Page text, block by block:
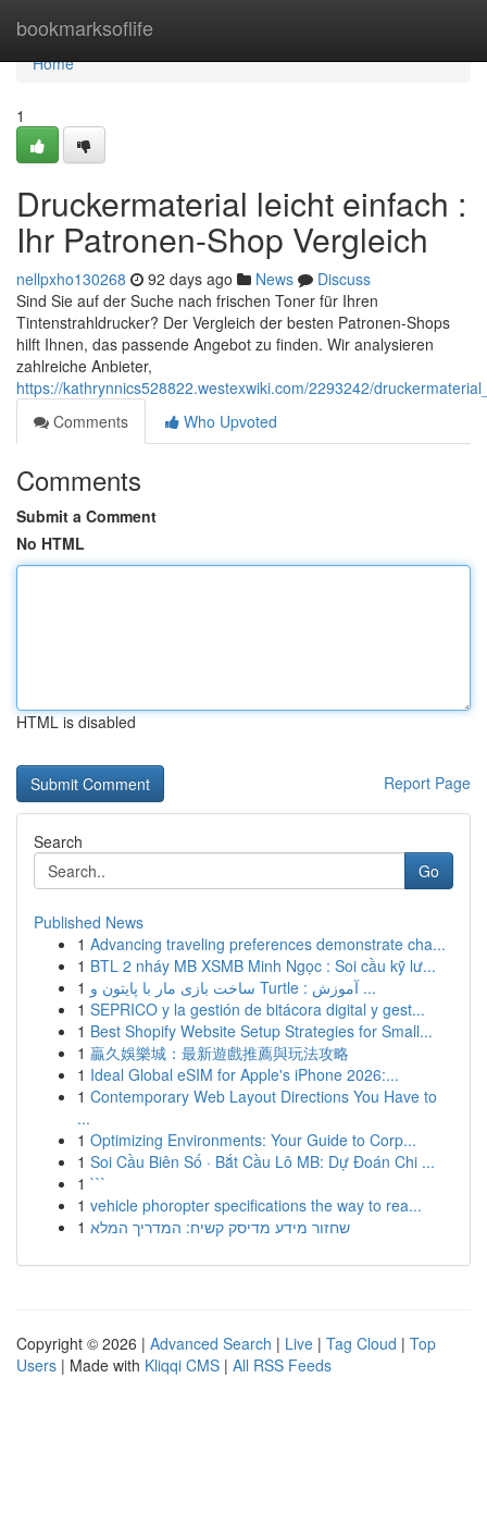
bookmarksoflife
Home
Home
1
Druckermaterial leicht einfach :
Ihr Patronen-Shop Vergleich
nellpxho130268 92 days ago News
Discuss
Sind Sie auf der Suche nach frischen Toner für Ihren
Tintenstrahldrucker? Der Vergleich der besten Patronen-Shops
hilft Ihnen, das passende Angebot zu finden. Wir analysieren
zahlreiche Anbieter,
https://kathrynnics528822.westexwiki.com/2293242/
Comments
Who Upvoted
Comments
Submit a Comment
No HTML
HTML is disabled
Report Page
Search
Go
Published News
1 Advancing traveling preferences demonstrate cha...
1 BTL 2 nháy MB XSMB Minh Ngọc : Soi cầu kỹ lư...
1
ساخت بازی مار با پایتون و Turtle : آموزش ...
1 SEPRICO y la gestión de bitácora digital y gest...
1 Best Shopify Website Setup Strategies for Small...
1 贏久娛樂城：最新遊戲推薦與玩法攻略
1 Ideal Global eSIM for Apple's iPhone 2026:...
1 Contemporary Web Layout Directions You Have to
...
1 Optimizing Environments: Your Guide to Corp...
1 Soi Cầu Biên Số · Bắt Cầu Lô MB: Dự Đoán Chi ...
1 ```
1 vehicle phoropter specifications the way to rea...
1 שחזור מידע מדיסק קשיח: המדריך המלא
Copyright © 2026 | Advanced Search | Live | Tag Cloud | Top
Users | Made with Kliqqi CMS | All RSS Feeds